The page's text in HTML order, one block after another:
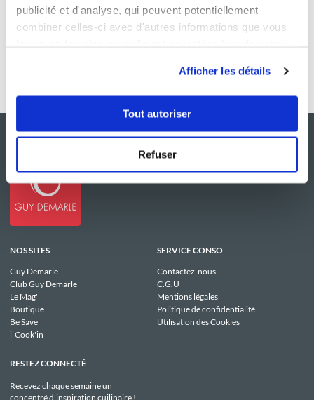
publicité et d'analyse, qui peuvent potentiellement
combiner celles-ci avec d'autres informations que vous
Afficher les détails
Tout autoriser
Refuser
NOS SITES
Guy Demarle
Club Guy Demarle
Le Mag'
Boutique
Be Save
i-Cook'in
SERVICE CONSO
Contactez-nous
C.G.U
Mentions légales
Politique de confidentialité
Utilisation des Cookies
RESTEZ CONNECTÉ
Recevez chaque semaine un
concentré d'inspiration cuilinaire !